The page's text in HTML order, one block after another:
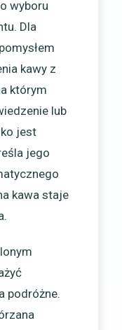
wyboru
Dla
kawy z
którym
lub
jest
jego
kawa staje
podróżne.